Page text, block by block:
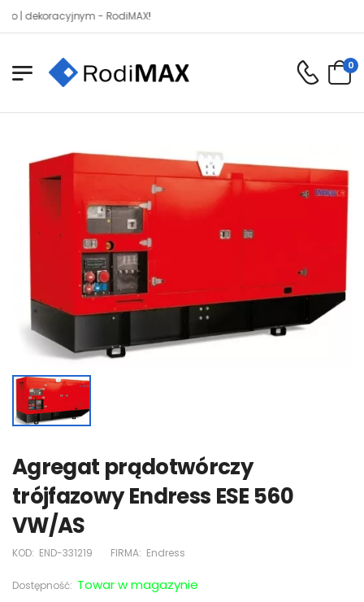
- RodiMAX!
0
Agregat prądotwórczy
trójfazowy Endress ESE 560
VW/AS
KOD: END-331219 FIRMA: Endress
Dostępność: Towar w magazynie